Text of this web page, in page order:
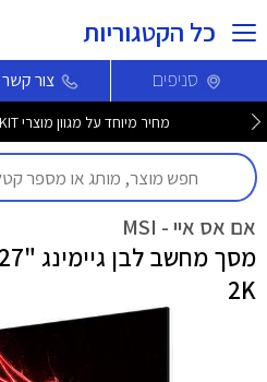
כל הקטגוריות
סניפים צור קשר
מחיר מיוחד על מגוון מוצרי PETKIT לחברי מועדון >>
אם אס איי - MSI
2K